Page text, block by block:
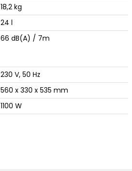
18,2 kg
24 l
66 dB(A) / 7m
230 V, 50 Hz
560 x 330 x 535 mm
1100 W